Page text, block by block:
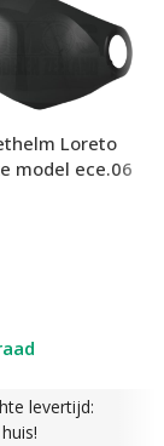
Loreto
model ece.06
levertijd: